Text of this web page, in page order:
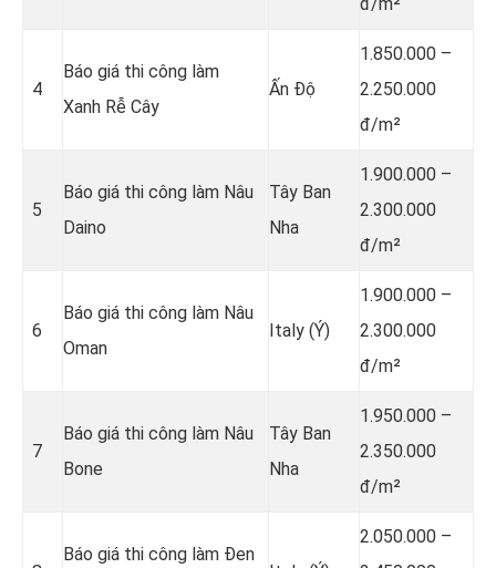
4
Báo giá thi công làm
Xanh Rễ Cây
Ấn Độ
1.850.000 –
2.250.000
đ/m²
5
Báo giá thi công làm Nâu
Daino
Tây Ban
Nha
1.900.000 –
2.300.000
đ/m²
6
Báo giá thi công làm Nâu
Oman
Italy (Ý)
1.900.000 –
2.300.000
đ/m²
7
Báo giá thi công làm Nâu
Bone
Tây Ban
Nha
1.950.000 –
2.350.000
đ/m²
Báo giá thi công làm Đen
2.050.000 –